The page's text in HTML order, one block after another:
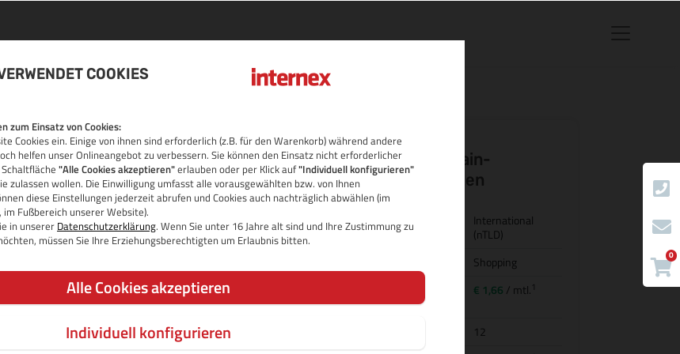
COOKIES
zum Einsatz von Cookies:
Cookies ein. Einige von ihnen sind erforderlich (z.B. für den Warenkorb) während andere
helfen unser Onlineangebot zu verbessern. Sie können den Einsatz nicht erforderlicher
"Alle Cookies akzeptieren"erlauben oder per Klick auf"Individuell konfigurieren"
zulassen wollen. Die Einwilligung umfasst alle vorausgewählten bzw. von Ihnen
diese Einstellungen jederzeit abrufen und Cookies auch nachträglich abwählen (im
Fußbereich unserer Website).
in unserer Datenschutzerklärung. Wenn Sie unter 16 Jahre alt sind und Ihre Zustimmung zu
müssen Sie Ihre Erziehungsberechtigten um Erlaubnis bitten.
Alle Cookies akzeptieren
Individuell konfigurieren
0
JETZT DOMAIN PRÜFEN
.gratis Domain-
Eigenschaften
Land/Bezeichnung
International
(nTLD)
Shopping
Domainregistrierung
€ 1,66 / mtl. 1
12